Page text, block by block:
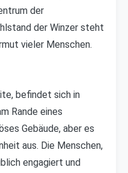
der
der Winzer steht
vieler Menschen.
befindet sich in
Rande eines
Gebäude, aber es
aus. Die Menschen,
engagiert und